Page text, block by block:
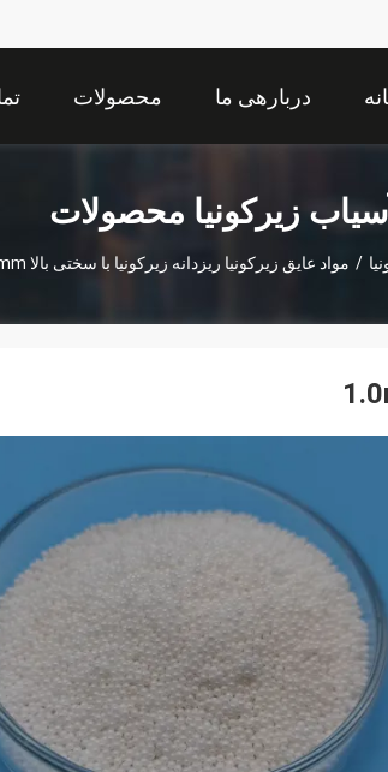
دربارهی ما محصولات
زیرکونیا محصولات
/ مواد عایق زیرکونیا ریزدانه زیرکونیا با سختی بالا 1.0mm